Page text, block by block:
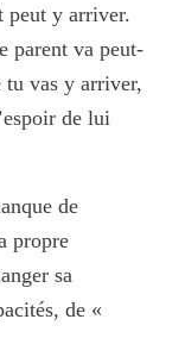
peut y arriver.
parent va peut-
tu vas y arriver,
de lui
de
propre
sa
de «